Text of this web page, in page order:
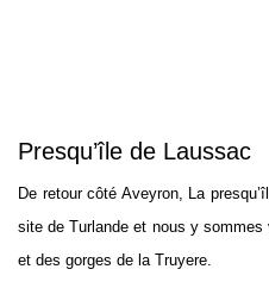
Presqu’île de Laussac
De retour côté Aveyron, La
site de Turlande et nous y sommes
et des gorges de la Truyere.